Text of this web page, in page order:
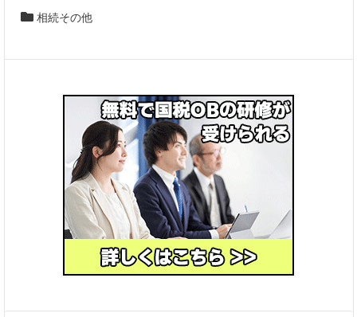
相続その他